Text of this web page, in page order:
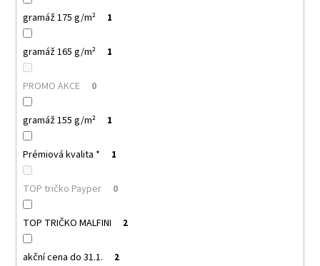
gramáž 175 g/m² 1
gramáž 165 g/m² 1
PROMO AKCE 0
gramáž 155 g/m² 1
Prémiová kvalita * 1
TOP tričko Payper 0
TOP TRIČKO MALFINI 2
akční cena do 31.1. 2